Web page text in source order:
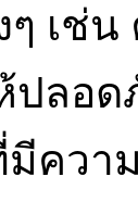
เช่น
ลอด
ควา